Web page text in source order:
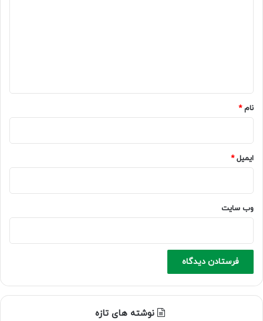
نام*
ایمیل*
وب‌ سایت
نوشته های تازه